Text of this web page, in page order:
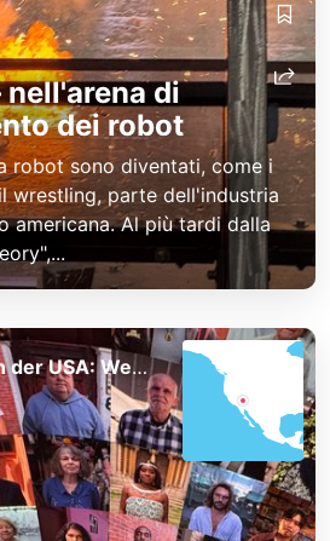
nell'arena di
dei robot
robot sono diventati, come i
wrestling, parte dell'industria
americana. Al più tardi dalla
Südwesten der USA: Westküste und Nationalparks